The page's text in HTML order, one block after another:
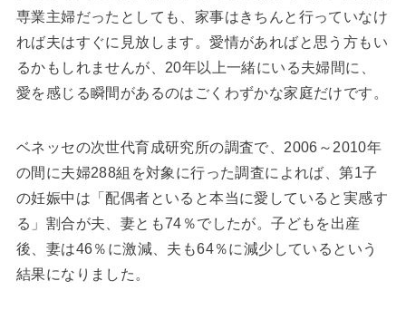
専業主婦だったとしても、家事はきちんと行っていなけ
れば夫はすぐに見放します。愛情があればと思う方もい
るかもしれませんが、20年以上一緒にいる夫婦間に、
愛を感じる瞬間があるのはごくわずかな家庭だけです。
ベネッセの次世代育成研究所の調査で、2006～2010年
の間に夫婦288組を対象に行った調査によれば、第1子
の妊娠中は「配偶者といると本当に愛していると実感す
る」割合が夫、妻とも74％でしたが。子どもを出産
後、妻は46％に激減、夫も64％に減少しているという
結果になりました。